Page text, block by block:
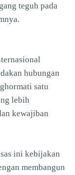
teguh pada
hubungan
satu
lebih
kewajiban
ini kebijakan
membangun